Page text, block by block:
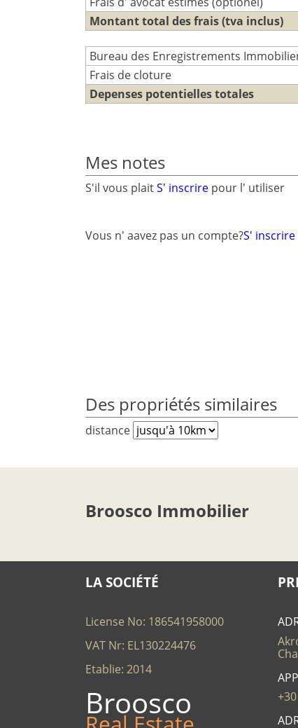
Montant total des frais (tva inclus)
Bureau des Enregistrements
Frais de cloture
Depenses potentielles totales
Mes notes
S'il vous plaitS' inscrire pour l' utiliser
Vous n' aavez pas un compte?S'
Des propriétés similaires
distance
Broosco Immobilier
LA SOCIÉTÉ
License No: 186541958000
VAT Nr: EL130224476
Etablie: 2014
Broosco